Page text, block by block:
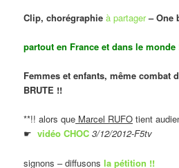
Clip, chorégraphie à partager – One
partout en France et dans le monde
Femmes et enfants, même combat
BRUTE !!
**!! alors que Marcel RUFO tient
☛ vidéo CHOC 3/12/2012-F5tv
signons – diffusonsla pétition !!